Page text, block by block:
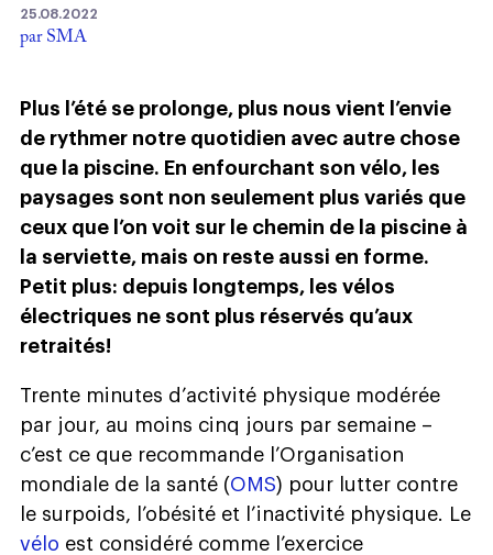
25.08.2022
par SMA
Plus l’été se prolonge, plus nous vient l’envie
de rythmer notre quotidien avec autre chose
que la piscine. En enfourchant son vélo, les
paysages sont non seulement plus variés que
ceux que l’on voit sur le chemin de la piscine à
la serviette, mais on reste aussi en forme.
Petit plus: depuis longtemps, les vélos
électriques ne sont plus réservés qu’aux
retraités!
Trente minutes d’activité physique modérée
par jour, au moins cinq jours par semaine –
c’est ce que recommande l’Organisation
mondiale de la santé (OMS) pour lutter contre
le surpoids, l’obésité et l’inactivité physique. Le
vélo est considéré comme l’exercice